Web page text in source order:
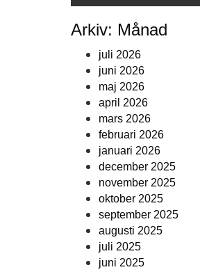
Arkiv: Månad
juli 2026
juni 2026
maj 2026
april 2026
mars 2026
februari 2026
januari 2026
december 2025
november 2025
oktober 2025
september 2025
augusti 2025
juli 2025
juni 2025